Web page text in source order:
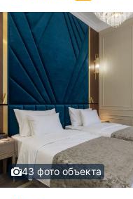
43 фото объекта